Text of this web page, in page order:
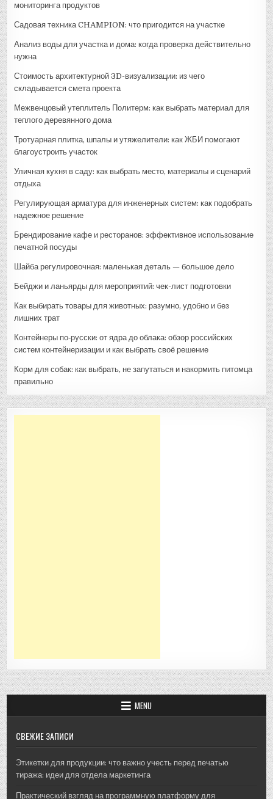
мониторинга продуктов
Садовая техника CHAMPION: что пригодится на участке
Анализ воды для участка и дома: когда проверка действительно
нужна
Стоимость архитектурной 3D-визуализации: из чего
складывается смета проекта
Межвенцовый утеплитель Политерм: как выбрать материал для
теплого деревянного дома
Тротуарная плитка, шпалы и утяжелители: как ЖБИ помогают
благоустроить участок
Уличная кухня в саду: как выбрать место, материалы и сценарий
отдыха
Регулирующая арматура для инженерных систем: как подобрать
надежное решение
Брендирование кафе и ресторанов: эффективное использование
печатной посуды
Шайба регулировочная: маленькая деталь — большое дело
Бейджи и ланьярды для мероприятий: чек-лист подготовки
Как выбирать товары для животных: разумно, удобно и без
лишних трат
Контейнеры по‑русски: от ядра до облака: обзор российских
систем контейнеризации и как выбрать своё решение
Корм для собак: как выбрать, не запутаться и накормить питомца
правильно
MENU
СВЕЖИЕ ЗАПИСИ
Этикетки для продукции: что важно учесть перед печатью
тиража: идеи для отдела маркетинга
Практический взгляд на программную платформу для